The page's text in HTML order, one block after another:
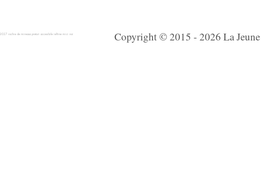
rochie de mireasa preturi accesibile ieftine mici noi Copyright © 2015 - 2026 La